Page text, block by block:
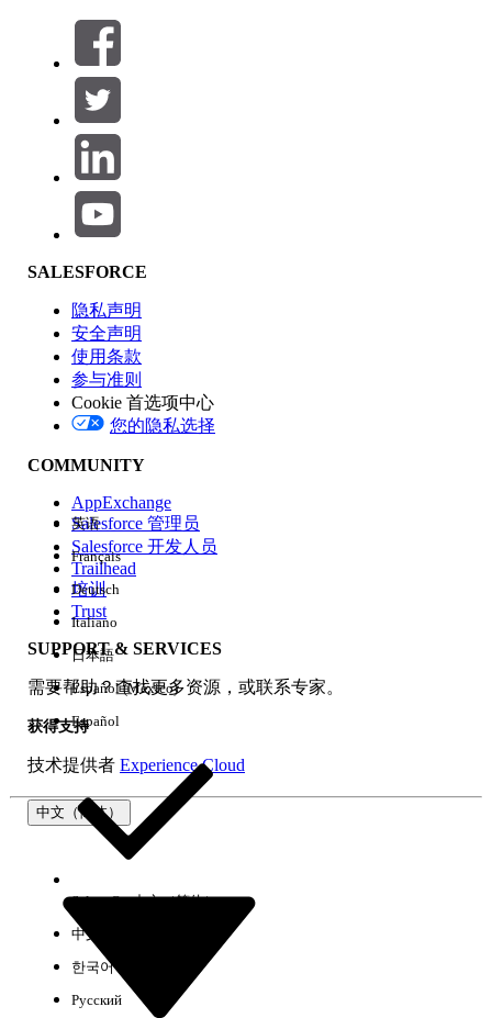
筛选器 (0)
选择筛选器
产品区域
功能影响
版本
体验
SALESFORCE
隐私声明
安全声明
使用条款
参与准则
Cookie 首选项中心
您的隐私选择
COMMUNITY
AppExchange
Salesforce 管理员
Salesforce 开发人员
Trailhead
培训
Trust
SUPPORT & SERVICES
需要帮助？查找更多资源，或联系专家。
获得支持
技术提供者 Experience Cloud
中文（简体）
英语
Français
Deutsch
Italiano
日本語
Español (México)
Español
Select Org中文（简体）
中文（繁体）
한국어
Русский